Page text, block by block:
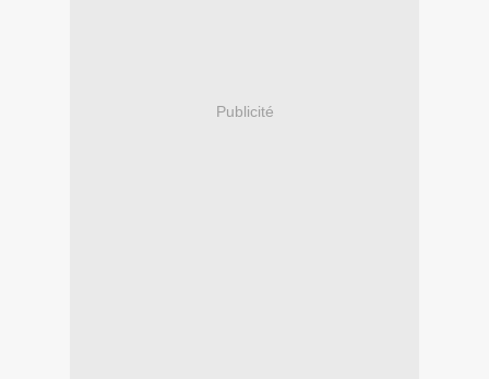
Publicité